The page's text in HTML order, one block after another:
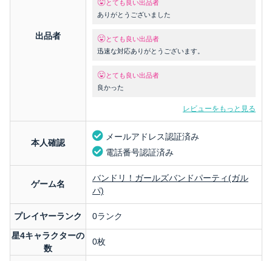
出品者
とても良い出品者
ありがとうございました
とても良い出品者
迅速な対応ありがとうございます。
とても良い出品者
良かった
レビューをもっと見る
本人確認
メールアドレス認証済み
電話番号認証済み
ゲーム名
バンドリ！ガールズバンドパーティ(ガル
パ)
プレイヤーランク
0ランク
星4キャラクターの
数
0枚